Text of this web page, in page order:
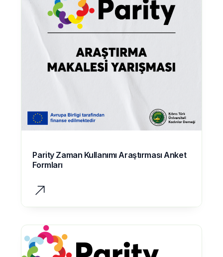
Parity Zaman Kullanımı Araştırması Anket
Formları
EN